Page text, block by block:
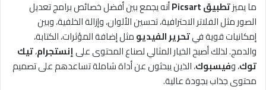
ما يميزتطبيق Picsart
أنه يجمع بين أفضل خصائص برامج تعديل
الصور مثل الفلاتر الاحترافية، تحسين الألوان، وإزالة الخلفية، وبين
إمكانيات قوية فيتحرير الفيديومثل إضافة المؤثرات، الكتابة،
والدمج. لذلك أصبح الخيار المثالي لصناع المحتوى علىإنستجرام،تيك
توك، وفيسبوك، الذين يبحثون عن أداة شاملة تساعدهم على تصميم
محتوى جذاب بجودة عالية.